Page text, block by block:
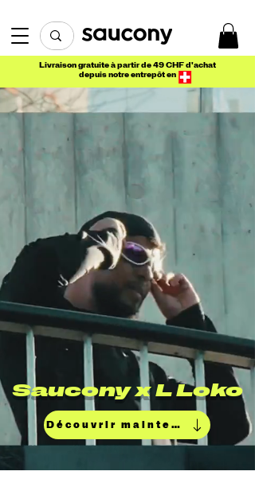
Livraison gratuite à partir de 49 CHF d'achat
depuis notre entrepôt en
Saucony x L Loko
Découvrir maintenant